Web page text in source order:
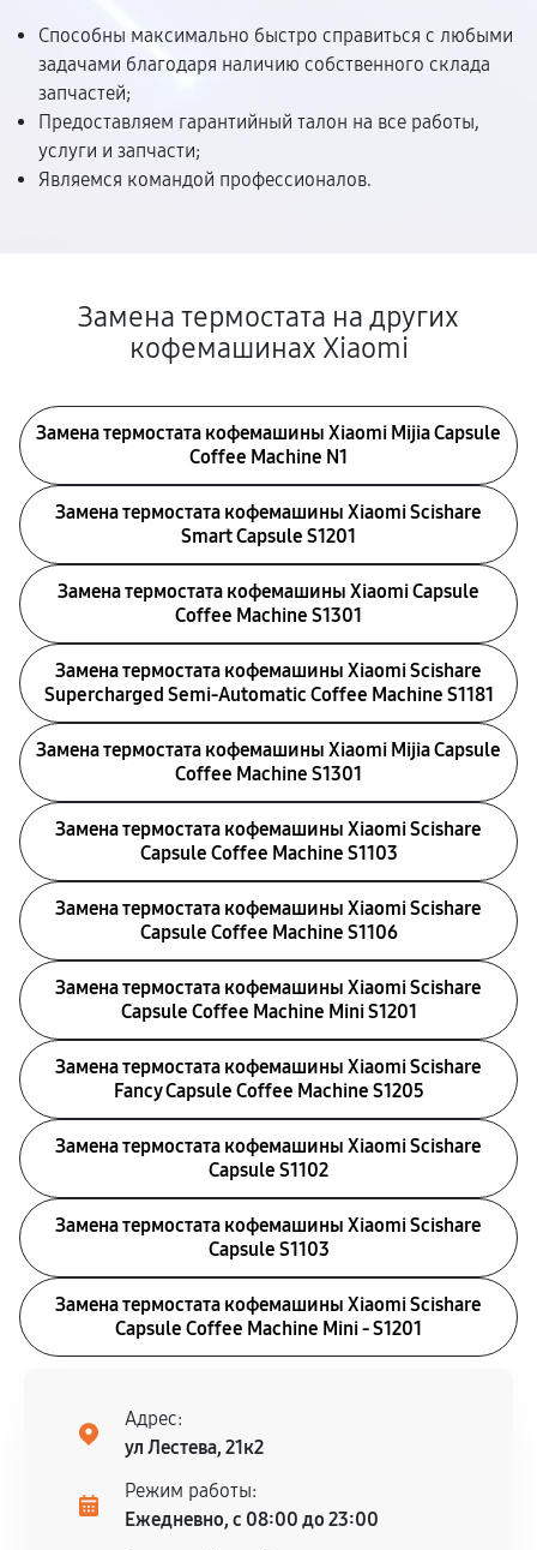
Способны максимально быстро справиться с любыми
задачами благодаря наличию собственного склада
запчастей;
Предоставляем гарантийный талон на все работы,
услуги и запчасти;
Являемся командой профессионалов.
Замена термостата на других
кофемашинах Xiaomi
Замена термостата кофемашины Xiaomi Mijia Capsule
Coffee Machine N1
Замена термостата кофемашины Xiaomi Scishare
Smart Capsule S1201
Замена термостата кофемашины Xiaomi Capsule
Coffee Machine S1301
Замена термостата кофемашины Xiaomi Scishare
Supercharged Semi‑Automatic Coffee Machine S1181
Замена термостата кофемашины Xiaomi Mijia Capsule
Coffee Machine S1301
Замена термостата кофемашины Xiaomi Scishare
Capsule Coffee Machine S1103
Замена термостата кофемашины Xiaomi Scishare
Capsule Coffee Machine S1106
Замена термостата кофемашины Xiaomi Scishare
Capsule Coffee Machine Mini S1201
Замена термостата кофемашины Xiaomi Scishare
Fancy Capsule Coffee Machine S1205
Замена термостата кофемашины Xiaomi Scishare
Capsule S1102
Замена термостата кофемашины Xiaomi Scishare
Capsule S1103
Замена термостата кофемашины Xiaomi Scishare
Capsule Coffee Machine Mini - S1201
Адрес:
ул Лестева, 21к2
Режим работы:
Ежедневно, с 08:00 до 23:00